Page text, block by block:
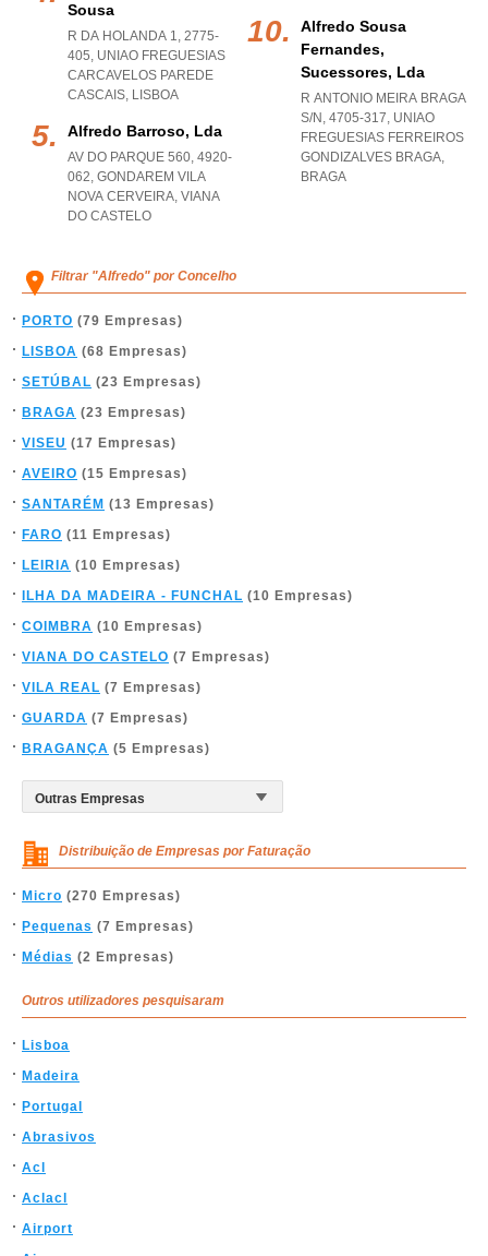
Sousa
R DA HOLANDA 1, 2775-
405, UNIAO FREGUESIAS
CARCAVELOS PAREDE
CASCAIS, LISBOA
Alfredo Barroso, Lda
AV DO PARQUE 560, 4920-
062, GONDAREM VILA
NOVA CERVEIRA, VIANA
DO CASTELO
Alfredo Sousa
Fernandes,
Sucessores, Lda
R ANTONIO MEIRA BRAGA
S/N, 4705-317, UNIAO
FREGUESIAS FERREIROS
GONDIZALVES BRAGA,
BRAGA
Filtrar "Alfredo" por Concelho
PORTO (79 Empresas)
LISBOA (68 Empresas)
SETÚBAL (23 Empresas)
BRAGA (23 Empresas)
VISEU (17 Empresas)
AVEIRO (15 Empresas)
SANTARÉM (13 Empresas)
FARO (11 Empresas)
LEIRIA (10 Empresas)
ILHA DA MADEIRA - FUNCHAL (10 Empresas)
COIMBRA (10 Empresas)
VIANA DO CASTELO (7 Empresas)
VILA REAL (7 Empresas)
GUARDA (7 Empresas)
BRAGANÇA (5 Empresas)
Distribuição de Empresas por Faturação
Micro (270 Empresas)
Pequenas (7 Empresas)
Médias (2 Empresas)
Outros utilizadores pesquisaram
Lisboa
Madeira
Portugal
Abrasivos
Acl
Aclacl
Airport